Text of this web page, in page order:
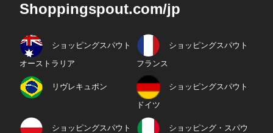
Shoppingspout.com/jp
ショッピングスパウト
オーストラリア
ショッピングスパウト
フランス
リヴレキュポン ショッピングスパウト
ドイツ
ショッピングスパウト ショッピング・スパウ